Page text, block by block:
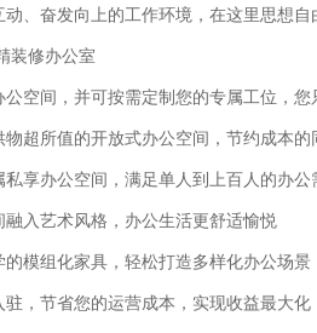
、奋发向上的工作环境，在这里思想自
装修办公室
空间，并可按需定制您的专属工位，
超所值的开放式办公空间，节约成本
享办公空间，满足单人到上百人的办公
入艺术风格，办公生活更舒适愉悦
模组化家具，轻松打造多样化办公场景
，节省您的运营成本，实现收益最大化